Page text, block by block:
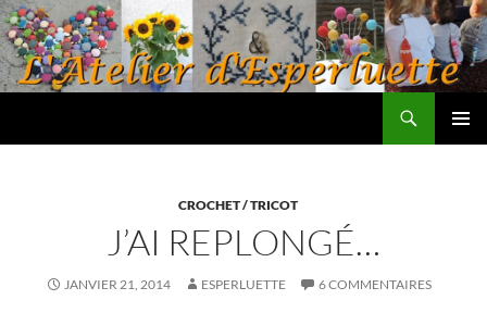
Aller
au
contenu
CROCHET / TRICOT
J’AI REPLONGÉ…
JANVIER 21, 2014 ESPERLUETTE 6 COMMENTAIRES